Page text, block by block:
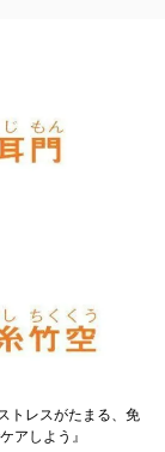
トレスがたまる、免
アしよう』